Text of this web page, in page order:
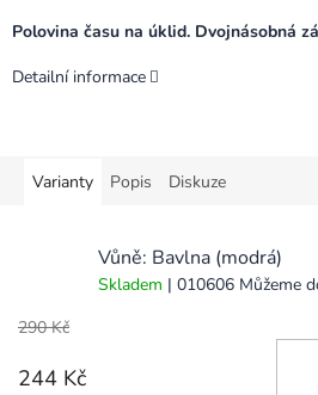
Polovina času na úklid. Dvojnásobná
Detailní informace
Varianty Popis Diskuze
Vůně: Bavlna (modrá)
Skladem | 010606 Můžeme
290 Kč
244 Kč